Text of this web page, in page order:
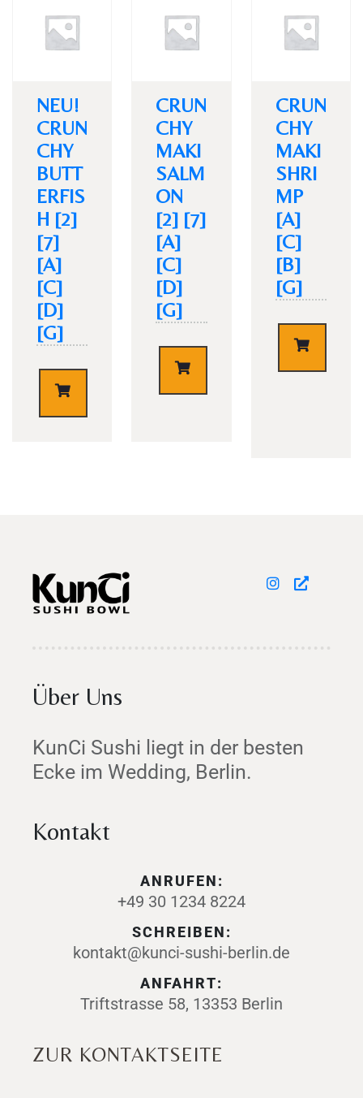
NEU!
CRUN
CHY
BUTT
ERFIS
H [2]
[7]
[A]
[C]
[D]
[G]
7,90
CRUN
CHY
MAKI
SALM
ON
[2] [7]
[A]
[C]
[D]
[G]
5,90
CRUN
CHY
MAKI
SHRI
MP
[A]
[C]
[B]
[G]
5,90
Über Uns
KunCi Sushi liegt in der besten
Ecke im Wedding, Berlin.
Kontakt
ANRUFEN:
+49 30 1234 8224
SCHREIBEN:
kontakt@kunci-sushi-berlin.de
ANFAHRT:
Triftstrasse 58, 13353 Berlin
ZUR KONTAKTSEITE
Personen
Time